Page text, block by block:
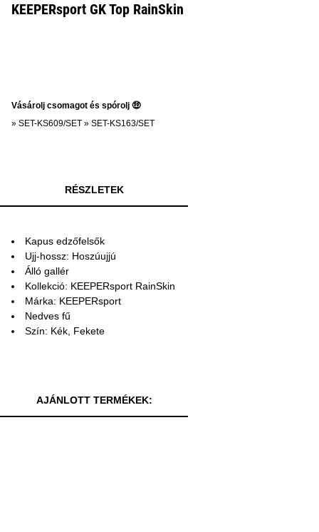
KEEPERsport GK Top RainSkin
Vásárolj csomagot és spórolj 🤑
» SET-KS609/SET » SET-KS163/SET
RÉSZLETEK
Kapus edzőfelsők
Ujj-hossz: Hoszúujjú
Álló gallér
Kollekció: KEEPERsport RainSkin
Márka: KEEPERsport
Nedves fű
Szín: Kék, Fekete
AJÁNLOTT TERMÉKEK: